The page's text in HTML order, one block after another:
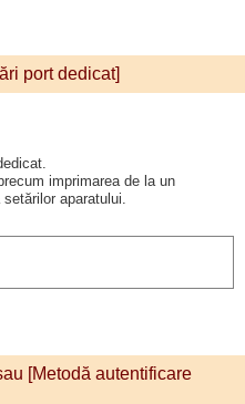
port dedicat]
imprimarea de la un
aparatului.
[Metodă autentificare